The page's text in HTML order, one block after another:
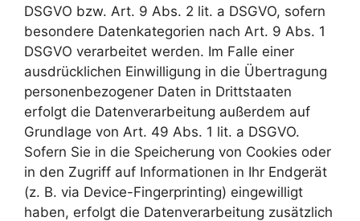
DSGVO bzw. Art. 9 Abs. 2 lit. a DSGVO, sofern
besondere Datenkategorien nach Art. 9 Abs. 1
DSGVO verarbeitet werden. Im Falle einer
ausdrücklichen Einwilligung in die Übertragung
personenbezogener Daten in Drittstaaten
erfolgt die Datenverarbeitung außerdem auf
Grundlage von Art. 49 Abs. 1 lit. a DSGVO.
Sofern Sie in die Speicherung von Cookies oder
in den Zugriff auf Informationen in Ihr Endgerät
(z. B. via Device-Fingerprinting) eingewilligt
haben, erfolgt die Datenverarbeitung zusätzlich